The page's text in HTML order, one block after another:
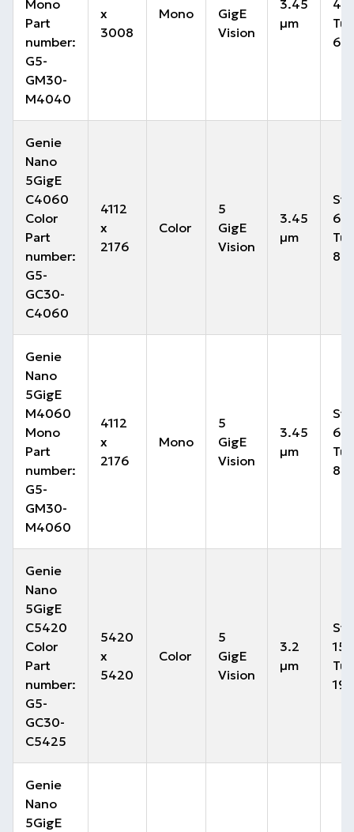
Mono
Part
number:
G5-
GM30-
M4040
x
3008
Mono
GigE
Vision
3.45
µm
49
63
Genie
Nano
5GigE
C4060
Color
Part
number:
G5-
GC30-
C4060
4112
x
2176
Color
5
GigE
Vision
3.45
µm
68
88
Genie
Nano
5GigE
M4060
Mono
Part
number:
G5-
GM30-
M4060
4112
x
2176
Mono
5
GigE
Vision
3.45
µm
68
88
Genie
Nano
5GigE
C5420
Color
Part
number:
G5-
GC30-
C5425
5420
x
5420
Color
5
GigE
Vision
3.2
µm
15
Genie
Nano
5GigE